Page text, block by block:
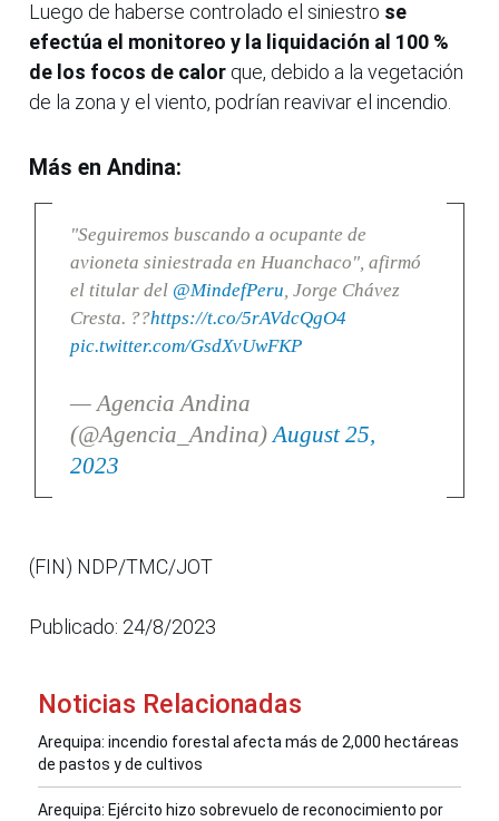
Luego de haberse controlado el siniestro se
efectúa el monitoreo y la liquidación al 100 %
de los focos de calor que, debido a la vegetación
de la zona y el viento, podrían reavivar el incendio.
Más en Andina:
"Seguiremos buscando a ocupante de
avioneta siniestrada en Huanchaco", afirmó
el titular del @MindefPeru , Jorge Chávez
Cresta. ??https://t.co/5rAVdcQgO4
pic.twitter.com/GsdXvUwFKP
— Agencia Andina
(@Agencia_Andina) August 25,
2023
(FIN) NDP/TMC/JOT
Publicado: 24/8/2023
Noticias Relacionadas
Arequipa: incendio forestal afecta más de 2,000 hectáreas
de pastos y de cultivos
Arequipa: Ejército hizo sobrevuelo de reconocimiento por